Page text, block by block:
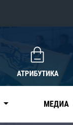
АТРИБУТИКА
МЕДИА